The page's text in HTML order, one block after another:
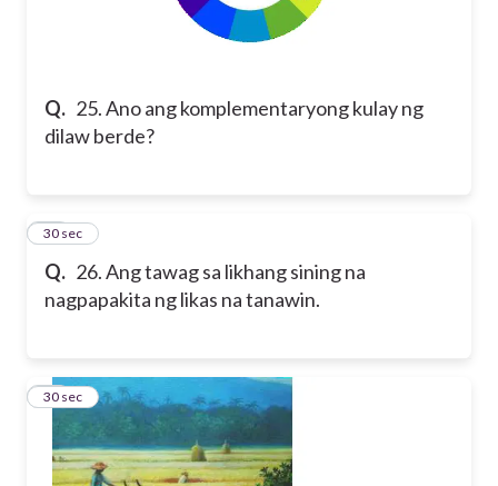
Q. 25. Ano ang komplementaryong kulay ng
dilaw berde?
Q. 26. Ang tawag sa likhang sining na
nagpapakita ng likas na tanawin.
26
30 sec
27
30 sec